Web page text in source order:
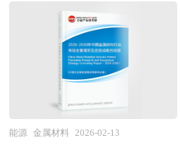
展有赖于园内企业的产业关
成的协同效应。当共享行为
动因素产生影响时，共享能
协同效应是在一定支撑条件
结构而不是技术或企业规模
及源于共同利益的相互依附
结合新时期的各方面因素，
趋势给予了细致和审慎的预
实，图表丰富，既有深入的
较，为光伏能源企业在激烈
机，能准确及时的针对自身
上海创业投资行业协会、氢
国行业研究网、国内外相关
省市相关统计单位等公布和
能源行业风险投资现状、国
融资渠道、如何运作风险投
势等进行了系统的分析，并
工、电子器件、航空航天、
业。在工业领域，钨制品作
升钢材的强度、硬度与耐磨
刀、模具等工具的关键材料
高熔点与稳定性成为照明与
在国防军工领域，钨合金的
其成为穿甲弹、屏蔽装置等
还具有金属光泽，在外界环
理化学响应。从广义上讲，
属，还涵盖了以金属为基体
其他元素（金属或非金属）
的合金材料，这类合金材料
服纯金属性能单一、强度不
能源 金属材料 2026-02-13